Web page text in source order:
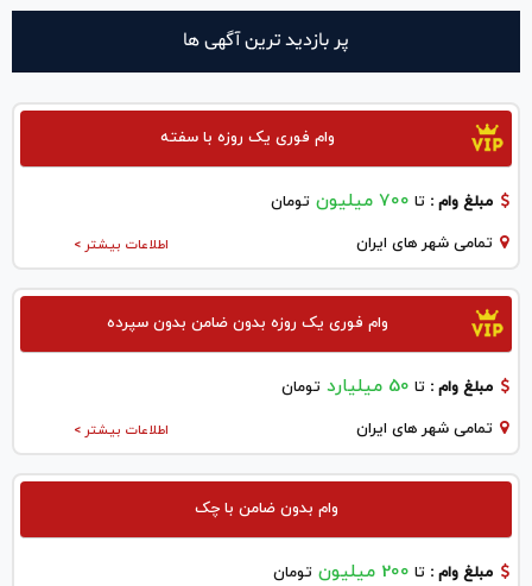
پر بازدید ترین آگهی ها
وام فوری یک روزه با سفته
مبلغ وام : تا 700 میلیون تومان
اطلاعات بیشتر > تمامی شهر های ایران
وام فوری یک روزه بدون ضامن بدون سپرده
مبلغ وام : تا 50 میلیارد تومان
اطلاعات بیشتر > تمامی شهر های ایران
وام بدون ضامن با چک
مبلغ وام : تا 200 میلیون تومان